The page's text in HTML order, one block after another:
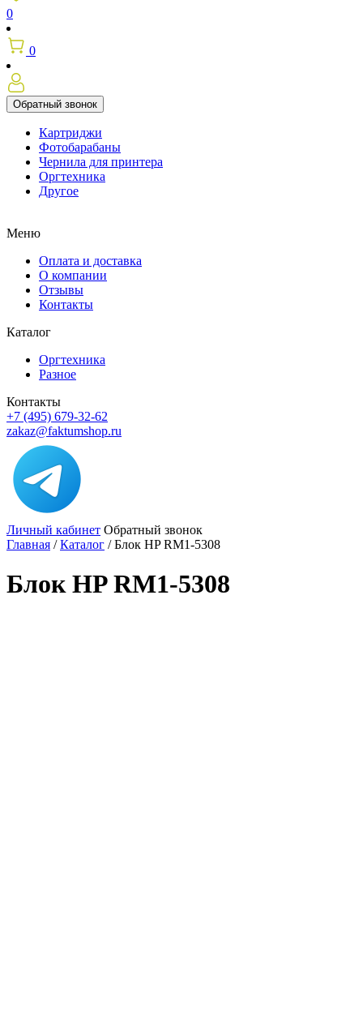
0
0
Обратный звонок
Картриджи
Фотобарабаны
Чернила для принтера
Оргтехника
Другое
Меню
Оплата и доставка
О компании
Отзывы
Контакты
Каталог
Оргтехника
Разное
Контакты
+7 (495) 679-32-62
zakaz@faktumshop.ru
Личный кабинет Обратный звонок
Главная /Каталог /Блок HP RM1-5308
Блок HP RM1-5308